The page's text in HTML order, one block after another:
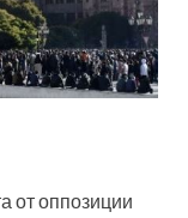
от оппозиции